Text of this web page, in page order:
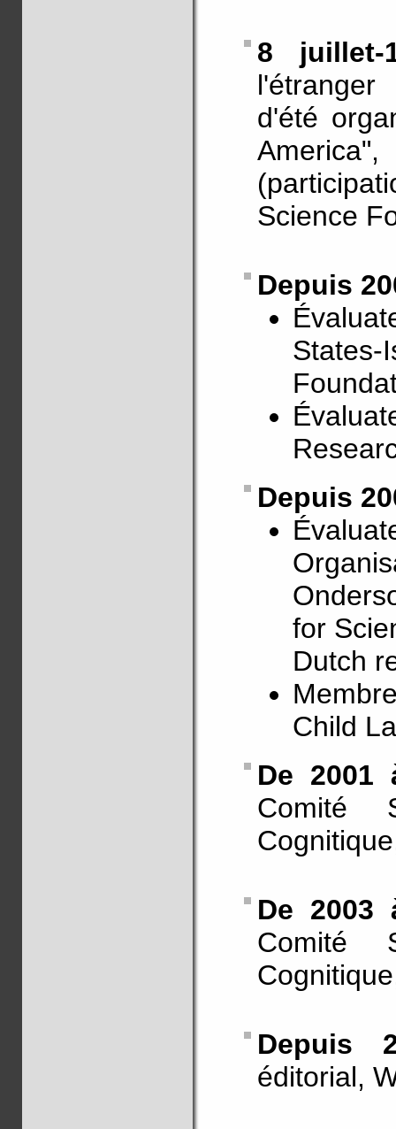
8
d'été
Science
Depuis
States-
Depuis
for
Dutch
Child
De
Comité
De
Comité
éditorial,